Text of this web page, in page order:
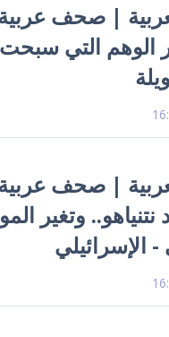
| صحف
التي سبحت
| صحف
نتنياهو.. وتغير
الإسرائيلي